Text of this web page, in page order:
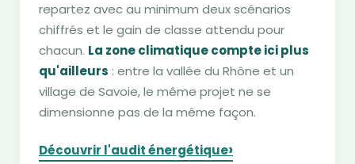
repartez avec au minimum deux scénarios
chiffrés et le gain de classe attendu pour
chacun. La zone climatique compte ici plus
qu'ailleurs : entre la vallée du Rhône et un
village de Savoie, le même projet ne se
dimensionne pas de la même façon.
Découvrir l'audit énergétique›